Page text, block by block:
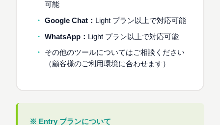
可能
Google Chat： Light プラン以上で対応可能
WhatsApp： Light プラン以上で対応可能
その他のツールについてはご相談ください
（顧客様のご利用環境に合わせます）
※ Entry プランについて